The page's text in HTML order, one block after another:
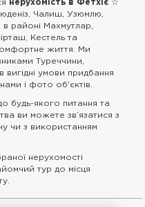
нерухомість в Фетхіє ☆
Чалиш, Узюмлю,
в районі Махмутлар,
Кестель та
життя. Ми
Туреччини,
вигідні умови придбання
і фото об'єктів.
будь-якого питання та
ви можете зв’язатися з
чи з використанням
нерухомості
тур до місця